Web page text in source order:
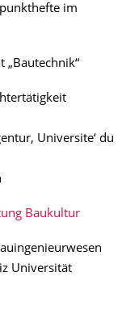
im
„Bautechnik“
Universite‘ du
Baukultur
Universität